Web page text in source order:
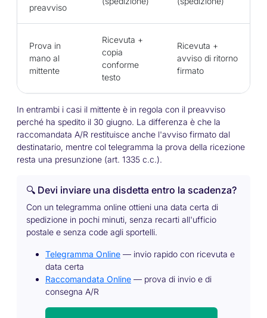
preavviso
Prova in
mano al
mittente
Ricevuta +
copia
conforme
testo
Ricevuta +
avviso di ritorno
firmato
In entrambi i casi il mittente è in regola con il preavviso
perché ha spedito il 30 giugno. La differenza è che la
raccomandata A/R restituisce anche l'avviso firmato dal
destinatario, mentre col telegramma la prova della ricezione
resta una presunzione (art. 1335 c.c.).
🔍 Devi inviare una disdetta entro la scadenza?
Con un telegramma online ottieni una data certa di
spedizione in pochi minuti, senza recarti all'ufficio
postale e senza code agli sportelli.
Telegramma Online — invio rapido con ricevuta e
data certa
Raccomandata Online — prova di invio e di
consegna A/R